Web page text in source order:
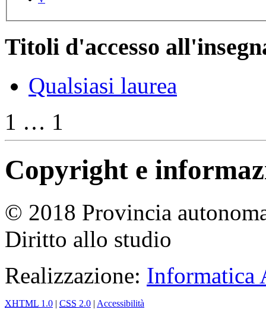
Titoli d'accesso
Qualsiasi laurea
1 … 1
Copyright e
© 2018 Provincia
Diritto allo studio
Realizzazione:
XHTML 1.0 | CSS 2.0 | Accessibilità